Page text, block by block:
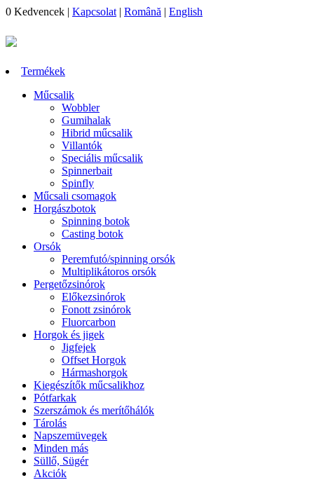
0 Kedvencek | Kapcsolat | Română | English
Termékek
Műcsalik
Wobbler
Gumihalak
Hibrid műcsalik
Villantók
Speciális műcsalik
Spinnerbait
Spinfly
Műcsali csomagok
Horgászbotok
Spinning botok
Casting botok
Orsók
Peremfutó/spinning orsók
Multiplikátoros orsók
Pergetőzsinórok
Előkezsinórok
Fonott zsinórok
Fluorcarbon
Horgok és jigek
Jigfejek
Offset Horgok
Hármashorgok
Kiegészítők műcsalikhoz
Pótfarkak
Szerszámok és merítőhálók
Tárolás
Napszemüvegek
Minden más
Süllő, Sügér
Akciók